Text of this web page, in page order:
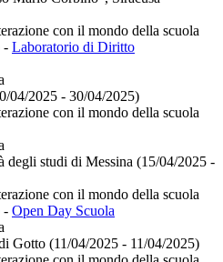
con il mondo della scuola
- Laboratorio di Diritto
04/2025 - 30/04/2025)
con il mondo della scuola
degli studi di Messina (15/04/2025 -
con il mondo della scuola
- Open Day Scuola
Gotto (11/04/2025 - 11/04/2025)